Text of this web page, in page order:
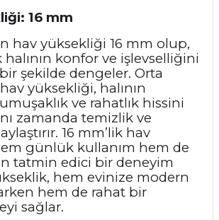
16 mm
hav yüksekliği 16 mm olup,
konfor ve işlevselliğini
şekilde dengeler. Orta
yüksekliği, halının
ve rahatlık hissini
zamanda temizlik ve
16 mm’lik hav
günlük kullanım hem de
tatmin edici bir deneyim
hem evinize modern
hem de rahat bir
sağlar.